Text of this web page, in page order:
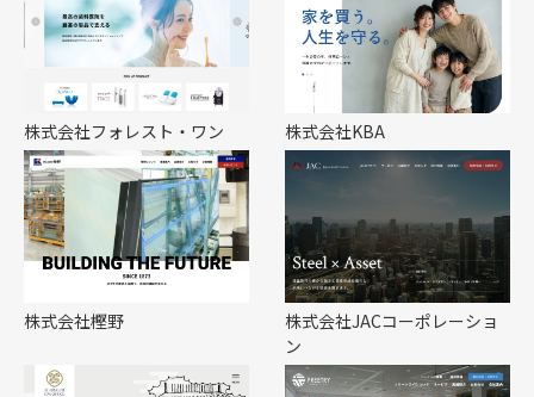
株式会社フォレスト・ワン 株式会社KBA
株式会社樫野
株式会社JACコーポレーショ
ン